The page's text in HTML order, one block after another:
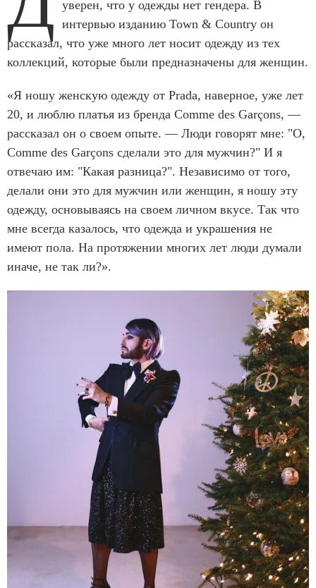
уверен, что у одежды нет гендера. В
интервью изданию Town & Country он
рассказал, что уже много лет носит одежду из тех
коллекций, которые были предназначены для женщин.
«Я ношу женскую одежду от Prada, наверное, уже лет
20, и люблю платья из бренда Comme des Garçons, —
рассказал он о своем опыте. — Люди говорят мне: "О,
Comme des Garçons сделали это для мужчин?" И я
отвечаю им: "Какая разница?". Независимо от того,
делали они это для мужчин или женщин, я ношу эту
одежду, основываясь на своем личном вкусе. Так что
мне всегда казалось, что одежда и украшения не
имеют пола. На протяжении многих лет люди думали
иначе, не так ли?».